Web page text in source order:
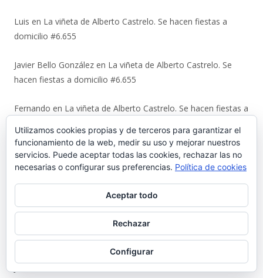
Luis en La viñeta de Alberto Castrelo. Se hacen fiestas a
domicilio #6.655
Javier Bello González en La viñeta de Alberto Castrelo. Se
hacen fiestas a domicilio #6.655
Fernando en La viñeta de Alberto Castrelo. Se hacen fiestas a
Nicolas Terry MartinezenLuis Suárez Ávila y Pepita Lena:
una tertulia de 2004 sobre el centro histórico que El Puerto
estaba perdiendo #6.653
Magdalena Rodríguez LaraenLuis Suárez Ávila y Pepita
Lena: una tertulia de 2004 sobre el centro histórico que El
Puerto estaba perdiendo #6.653
Utilizamos cookies propias y de terceros para garantizar el
funcionamiento de la web, medir su uso y mejorar nuestros
servicios. Puede aceptar todas las cookies, rechazar las no
necesarias o configurar sus preferencias. Política de cookies
Aceptar todo
Rechazar
Configurar